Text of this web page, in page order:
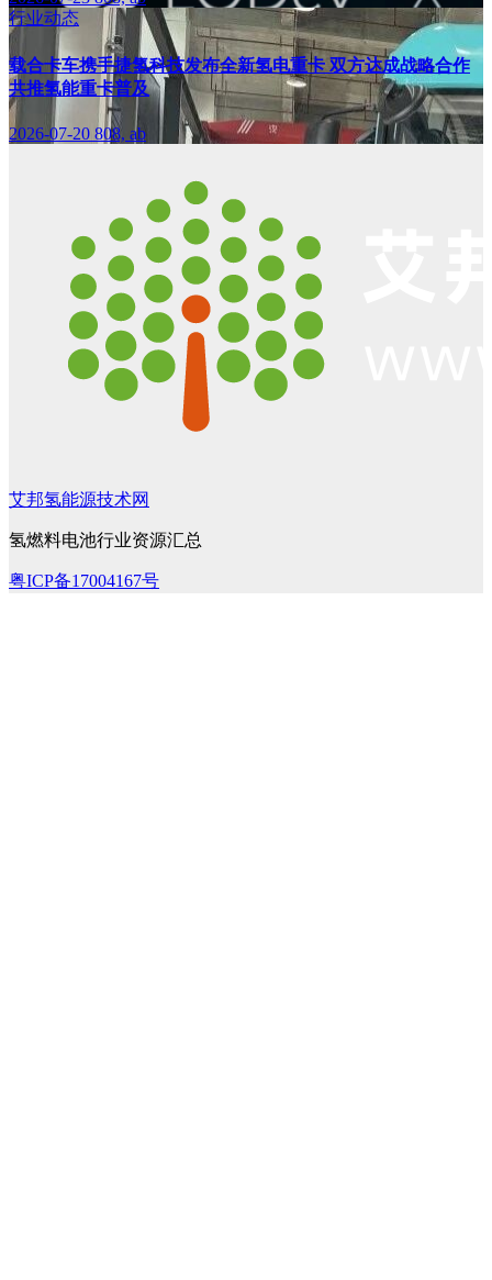
行业动态
载合卡车携手捷氢科技发布全新氢电重卡 双方达成战略合作
共推氢能重卡普及
2026-07-20 808, ab
艾邦氢能源技术网
氢燃料电池行业资源汇总
粤ICP备17004167号